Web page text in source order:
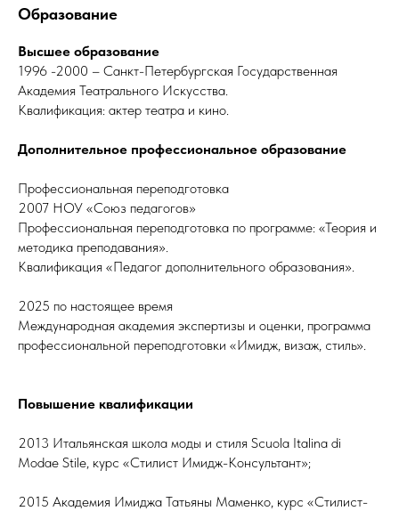
Образование
Высшее образование
1996 -2000 – Санкт-Петербургская Государственная
Академия Театрального Искусства.
Квалификация: актер театра и кино.
Дополнительное профессиональное образование
Профессиональная переподготовка
2007 НОУ «Союз педагогов»
Профессиональная переподготовка по программе: «Теория и
методика преподавания».
Квалификация «Педагог дополнительного образования».
2025 по настоящее время
Международная академия экспертизы и оценки, программа
профессиональной переподготовки «Имидж, визаж, стиль».
Повышение квалификации
2013 Итальянская школа моды и стиля Scuola Italina di
Modae Stile, курс «Стилист Имидж-Консультант»;
2015 Академия Имиджа Татьяны Маменко, курс «Стилист-